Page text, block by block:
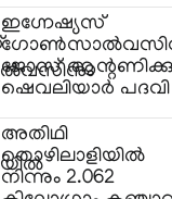
ഇഗ്നേഷ്യസ്
ജോസ്
ഷെവലിയാർ പദവി
അതിഥി
തൊഴിലാളിയിൽ
നിന്നും 2.062